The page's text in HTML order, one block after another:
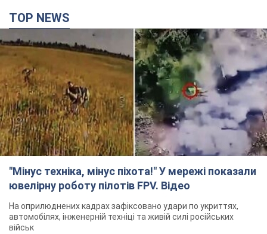
TOP NEWS
"Мінус техніка, мінус піхота!" У мережі показали
ювелірну роботу пілотів FPV. Відео
На оприлюднених кадрах зафіксовано удари по укриттях,
автомобілях, інженерній техніці та живій силі російських
військ